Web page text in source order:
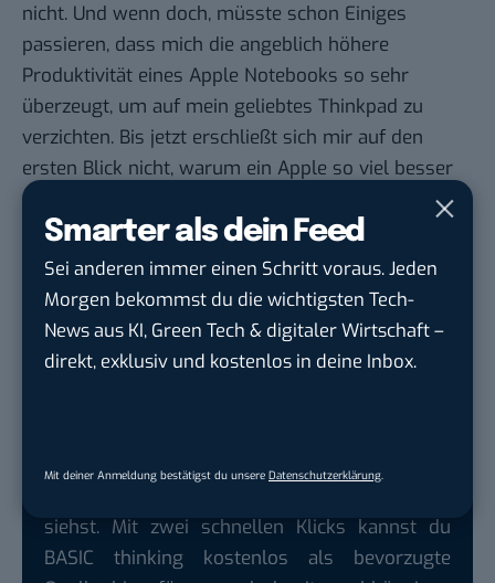
Smarter als dein Feed
Sei anderen immer einen Schritt voraus. Jeden
Morgen bekommst du die wichtigsten Tech-
News aus KI, Green Tech & digitaler Wirtschaft –
direkt, exklusiv und kostenlos in deine Inbox.
Mit deiner Anmeldung bestätigst du unsere Datenschutzerklärung
nicht. Und wenn doch, müsste schon Einiges
passieren, dass mich die angeblich höhere
Produktivität eines Apple Notebooks so sehr
überzeugt, um auf mein geliebtes Thinkpad zu
verzichten. Bis jetzt erschließt sich mir auf den
ersten Blick nicht, warum ein Apple so viel besser
sein soll. Das Design des Geräts ist mir persönlich
eh wurscht. Dat zählt nicht.
btw, da ich Irfan View als Bildbetrachter nicht
verwenden kann, muss ich mir ein adäquates
Programm auf dem Apple aussuchen. Was nutzt
man so?
Google lässt dich jetzt selbst bestimmen,
siehst. Mit zwei schnellen Klicks kannst du
BASIC thinking kostenlos als bevorzugte